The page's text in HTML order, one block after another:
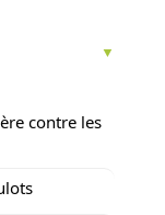
contre les